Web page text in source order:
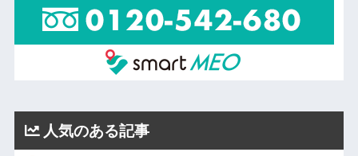
人気のある記事